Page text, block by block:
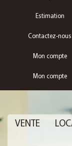
Estimation
Contactez-nous
Mon compte
Mon compte
VENTE